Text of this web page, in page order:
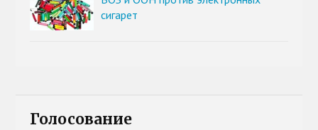
сигарет
Голосование